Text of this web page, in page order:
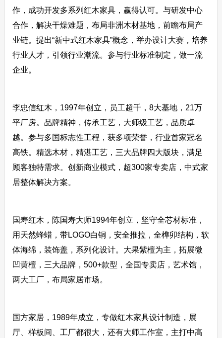
作，成功开发多系列红木家具，赢得认可。与研发中心
合作，解决干燥难题，布局非洲木材基地，前瞻布局产
业链。提出“新中式红木家具”概念，举办设计大赛，培养
行业人才，引领行业潮流。参与行业标准制定，做一流
企业。
李忠信红木，1997年创立，员工超千，8大基地，21万
平厂房。品牌精神，传承工艺，大师级工艺，品质卓
越。参与多国标志性工程，获多项荣誉，行业首家冠名
高铁。精选木材，精湛工艺，三大品牌四大版块，满足
顾客独特需求。创新商业模式，超300家专卖店，中式家
居整体解决方案。
国寿红木，陈国寿大师1994年创立，坚守全芯材标准，
用天然蜂蜡，带LOGO白铜，安全推拉，全榫卯结构，软
体海绵，装饰盖，系列化设计。大果紫檀为主，拓展微
凹黄檀，三大品牌，500+款型，全国专卖店，艺术馆，
两大工厂，布局家居市场。
国方家居，1989年成立，专做红木家具设计制造，展
厅、样板间、工厂都很大，还有大师工作室，主打中高